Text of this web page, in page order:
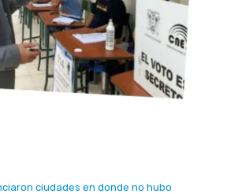
ciudades en donde no hubo